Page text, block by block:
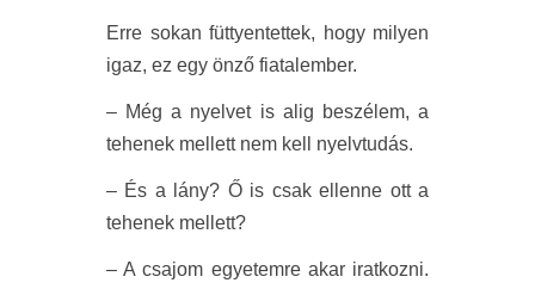
Erre sokan füttyentettek, hogy milyen
igaz, ez egy önző fiatalember.
– Még a nyelvet is alig beszélem, a
tehenek mellett nem kell nyelvtudás.
– És a lány? Ő is csak ellenne ott a
tehenek mellett?
– A csajom egyetemre akar iratkozni.